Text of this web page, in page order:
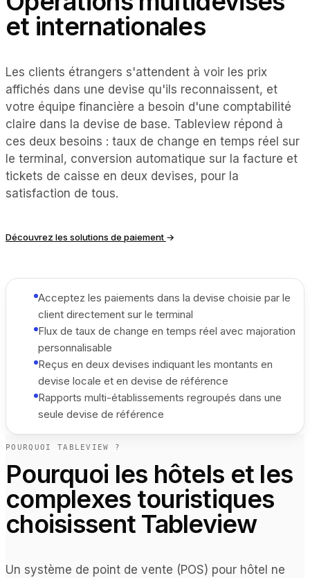
et internationales
Les clients étrangers s'attendent à voir les prix
affichés dans une devise qu'ils reconnaissent, et
votre équipe financière a besoin d'une comptabilité
claire dans la devise de base. Tableview répond à
ces deux besoins : taux de change en temps réel sur
le terminal, conversion automatique sur la facture et
tickets de caisse en deux devises, pour la
satisfaction de tous.
Découvrez les solutions de paiement →
Acceptez les paiements dans la devise choisie par le
client directement sur le terminal
Flux de taux de change en temps réel avec majoration
personnalisable
Reçus en deux devises indiquant les montants en
devise locale et en devise de référence
Rapports multi-établissements regroupés dans une
seule devise de référence
POURQUOI TABLEVIEW ?
Pourquoi les hôtels et les
complexes touristiques
choisissent Tableview
Un système de point de vente (POS) pour hôtel ne